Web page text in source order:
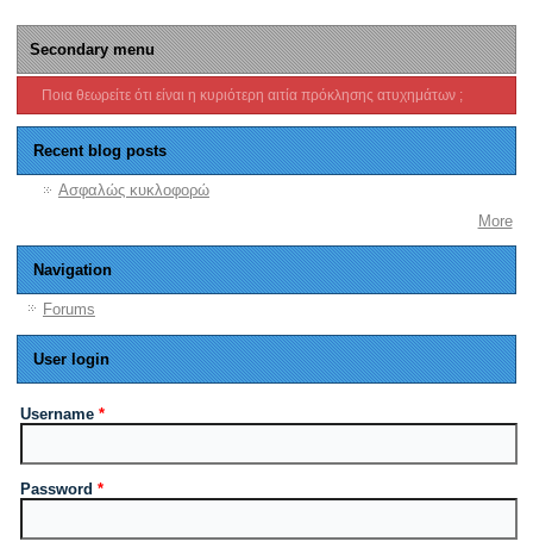
Secondary menu
Ποια θεωρείτε ότι είναι η κυριότερη αιτία πρόκλησης ατυχημάτων ;
Recent blog posts
Ασφαλώς κυκλοφορώ
More
Navigation
Forums
User login
Username*
Password*